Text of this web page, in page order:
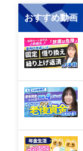
おすすめ動画